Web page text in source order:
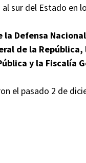
sur del Estado en
Defensa
de la
y la Fiscalía
el pasado 2 de